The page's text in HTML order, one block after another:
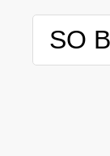
SO